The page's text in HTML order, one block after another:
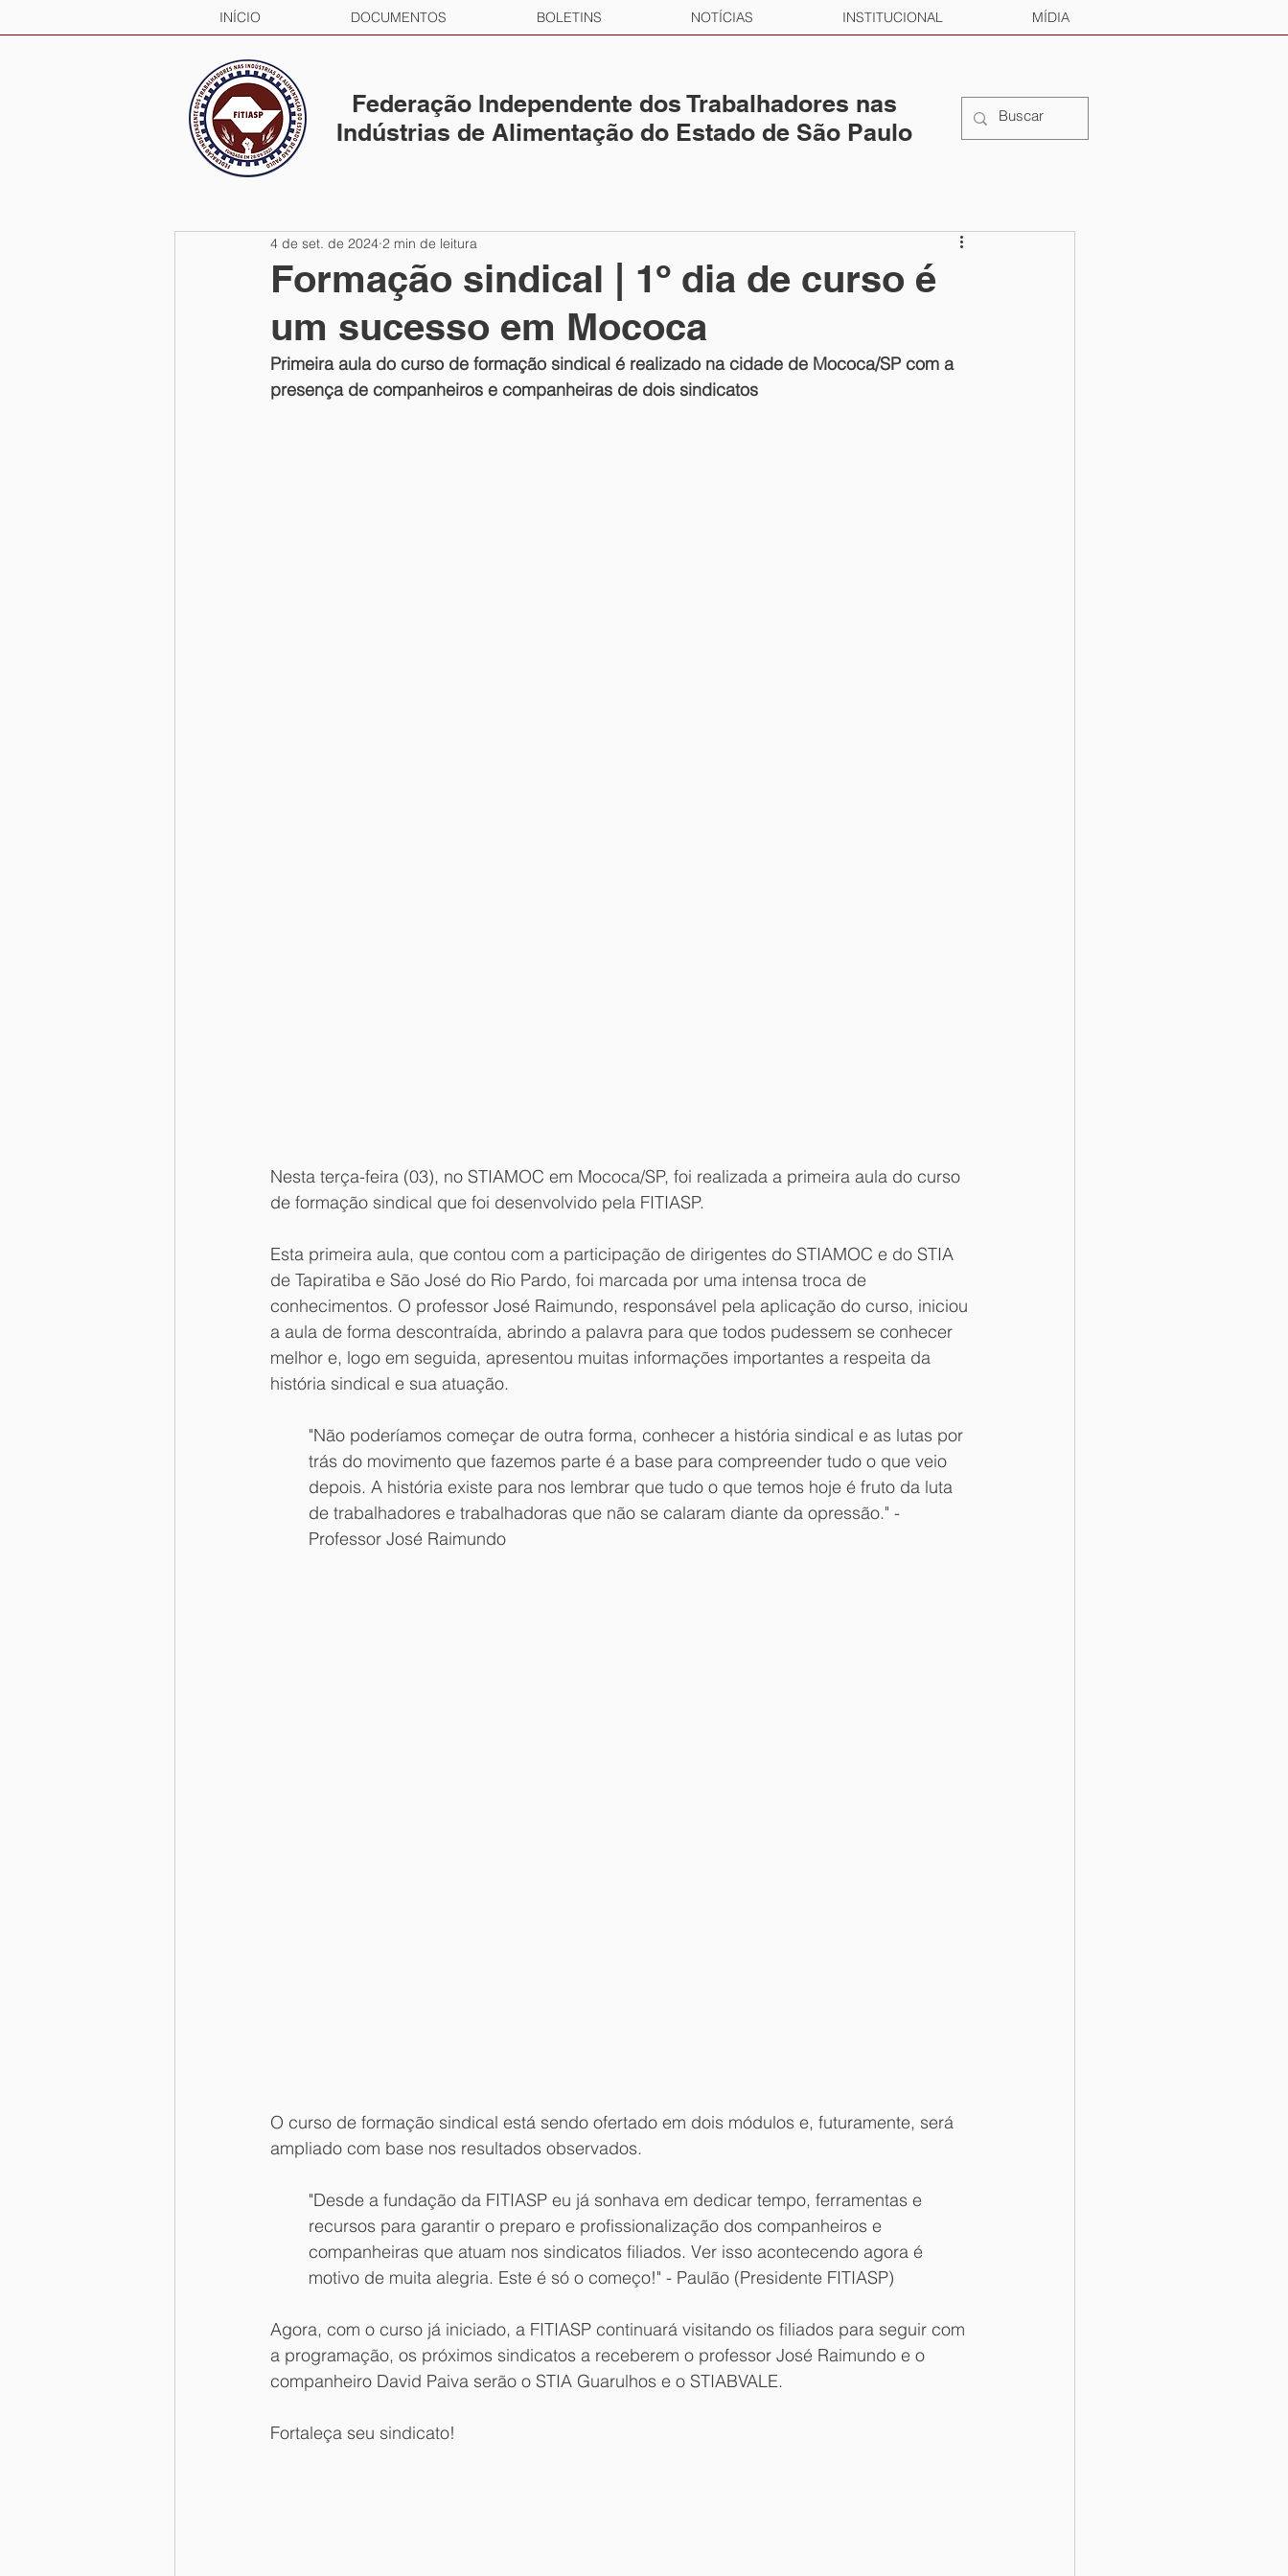
INÍCIO DOCUMENTOS BOLETINS NOTÍCIAS INSTITUCIONAL MÍDIA
Federação Independente dos Trabalhadores nas
Indústrias de Alimentação do Estado de São Paulo
Formação sindical | 1º dia de curso é
um sucesso em Mococa
4 de set. de 2024 2 min de leitura
Primeira aula do curso de formação sindical é realizado na cidade de Mococa/SP com a
presença de companheiros e companheiras de dois sindicatos
Nesta terça-feira (03), no STIAMOC em Mococa/SP, foi realizada a primeira aula do curso
de formação sindical que foi desenvolvido pela FITIASP.
Esta primeira aula, que contou com a participação de dirigentes do STIAMOC e do STIA
de Tapiratiba e São José do Rio Pardo, foi marcada por uma intensa troca de
conhecimentos. O professor José Raimundo, responsável pela aplicação do curso, iniciou
a aula de forma descontraída, abrindo a palavra para que todos pudessem se conhecer
melhor e, logo em seguida, apresentou muitas informações importantes a respeita da
história sindical e sua atuação.
"Não poderíamos começar de outra forma, conhecer a história sindical e as lutas por
trás do movimento que fazemos parte é a base para compreender tudo o que veio
depois. A história existe para nos lembrar que tudo o que temos hoje é fruto da luta
de trabalhadores e trabalhadoras que não se calaram diante da opressão." -
Professor José Raimundo
O curso de formação sindical está sendo ofertado em dois módulos e, futuramente, será
ampliado com base nos resultados observados.
"Desde a fundação da FITIASP eu já sonhava em dedicar tempo, ferramentas e
recursos para garantir o preparo e profissionalização dos companheiros e
companheiras que atuam nos sindicatos filiados. Ver isso acontecendo agora é
motivo de muita alegria. Este é só o começo!" - Paulão (Presidente FITIASP)
Agora, com o curso já iniciado, a FITIASP continuará visitando os filiados para seguir com
a programação, os próximos sindicatos a receberem o professor José Raimundo e o
companheiro David Paiva serão o STIA Guarulhos e o STIABVALE.
Fortaleça seu sindicato!